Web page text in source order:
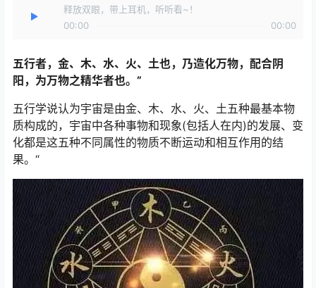
释放双眼，带上耳机，听听看~！
00:00
00:00
五行者，金、木、水、火、土也，乃造化万物，配合阴
阳，为万物之精华者也。”
五行学说认为宇宙是由金、木、水、火、土五种最基本物
质构成的，宇宙中各种事物和现象(包括人在内)的发展、变
化都是这五种不同属性的物质不断运动和相互作用的结
果。“